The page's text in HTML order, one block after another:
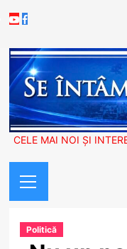
to
Youtube
Facebook
CELE MAI NOI ȘI
Menu
Politică